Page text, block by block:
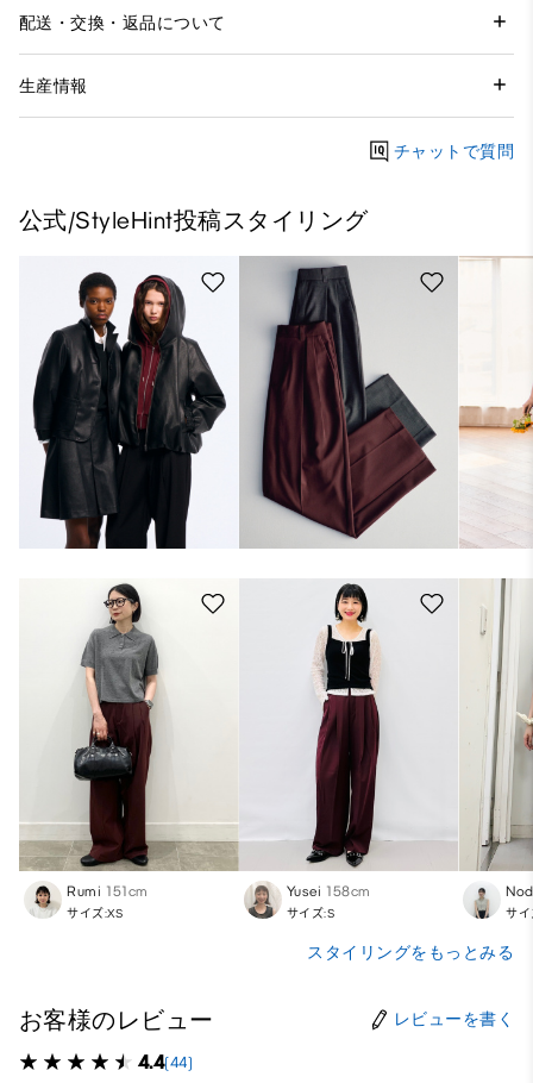
配送・交換・返品について
生産情報
チャットで質問
公式/StyleHint投稿スタイリング
Rumi 151cm
サイズ:XS
Yusei 158cm
サイズ:S サ
スタイリングをもっとみる
お客様のレビュー レビューを書く
4.4(44)